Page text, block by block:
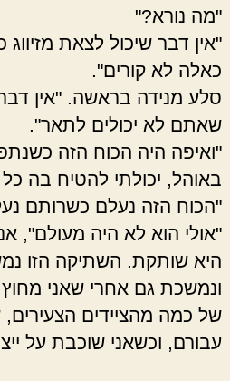
"מה נורא?"
"אין דבר שיכול לצאת
כאלה לא קורים".
סלע מנידה בראשה. "אין דבר
שאתם לא יכולים לתאר".
"ואיפה היה הכוח הזה
באוהל, יכולתי להטיח בה
"הכוח הזה נעלם כשרותם
"אולי הוא לא היה מעולם",
היא שותקת. השתיקה הזו
ונמשכת גם אחרי שאני
של כמה מהציידים הצעירים,
עבורם, וכשאני שוכבת על